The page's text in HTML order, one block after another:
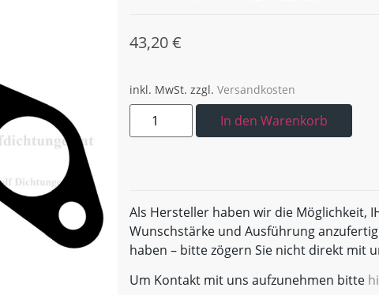
43,20€
inkl. MwSt. zzgl. Versandkosten
In den Warenkorb
Als Hersteller haben wir die Möglichkeit,
Wunschstärke und Ausführung
haben – bitte zögern Sie nicht direkt mit
Um Kontakt mit uns aufzunehmen bitte